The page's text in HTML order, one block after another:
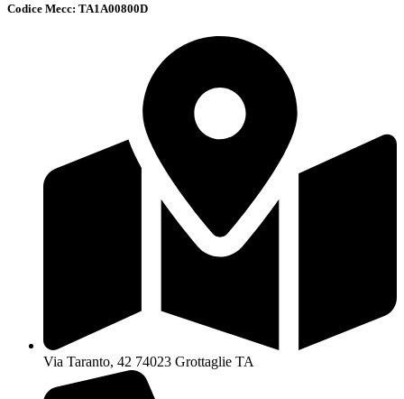
Codice Mecc: TA1A00800D
Via Taranto, 42 74023 Grottaglie TA